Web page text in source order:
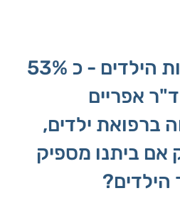
מתוך כלל תאונות הילדים - כ 53%
אפריים
ברפואת ילדים,
אם ביתנו מספיק
הילדים?